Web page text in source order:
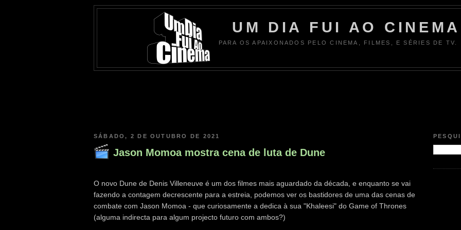
UM DIA FUI AO CINEMA
PARA OS APAIXONADOS PELO CINEMA, FILMES, E SÉRIES DE TV.
SÁBADO, 2 DE OUTUBRO DE 2021
Jason Momoa mostra cena de luta de Dune
O novo Dune de Denis Villeneuve é um dos filmes mais aguardado da década, e enquanto se vai
fazendo a contagem decrescente para a estreia, podemos ver os bastidores de uma das cenas de
combate com Jason Momoa - que curiosamente a dedica à sua "Khaleesi" do Game of Thrones
(alguma indirecta para algum projecto futuro com ambos?)